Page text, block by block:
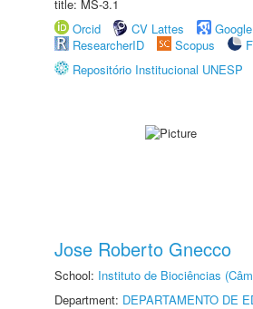
title: MS-3.1
Orcid
CV Lattes
ResearcherID
Scopus
Repositório Institucional UNESP
Jose Roberto Gnecco
School: Instituto de Biociências
Department: DEPARTAMENTO DE